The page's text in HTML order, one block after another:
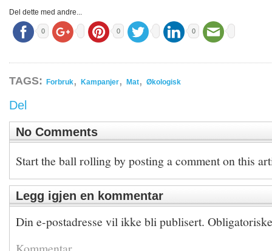
Del dette med andre...
0 0 0
TAGS: Forbruk, Kampanjer, Mat, Økologisk
Del
No Comments
Start the ball rolling by posting a comment on this
Legg igjen en kommentar
Din e-postadresse vil ikke bli publisert.